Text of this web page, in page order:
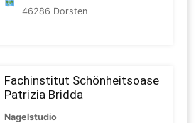
46286 Dorsten
Fachinstitut Schönheitsoase
Patrizia Bridda
Nagelstudio